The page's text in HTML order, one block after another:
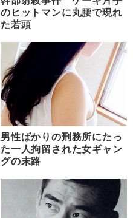
のヒットマンに丸腰で現れ
た若頭
男性ばかりの刑務所にたっ
た一人拘留された女ギャン
グの末路